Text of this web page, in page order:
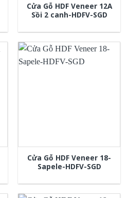
Cửa Gỗ HDF Veneer 12A
Sồi 2 canh-HDFV-SGD
Cửa Gỗ HDF Veneer 18-
Sapele-HDFV-SGD